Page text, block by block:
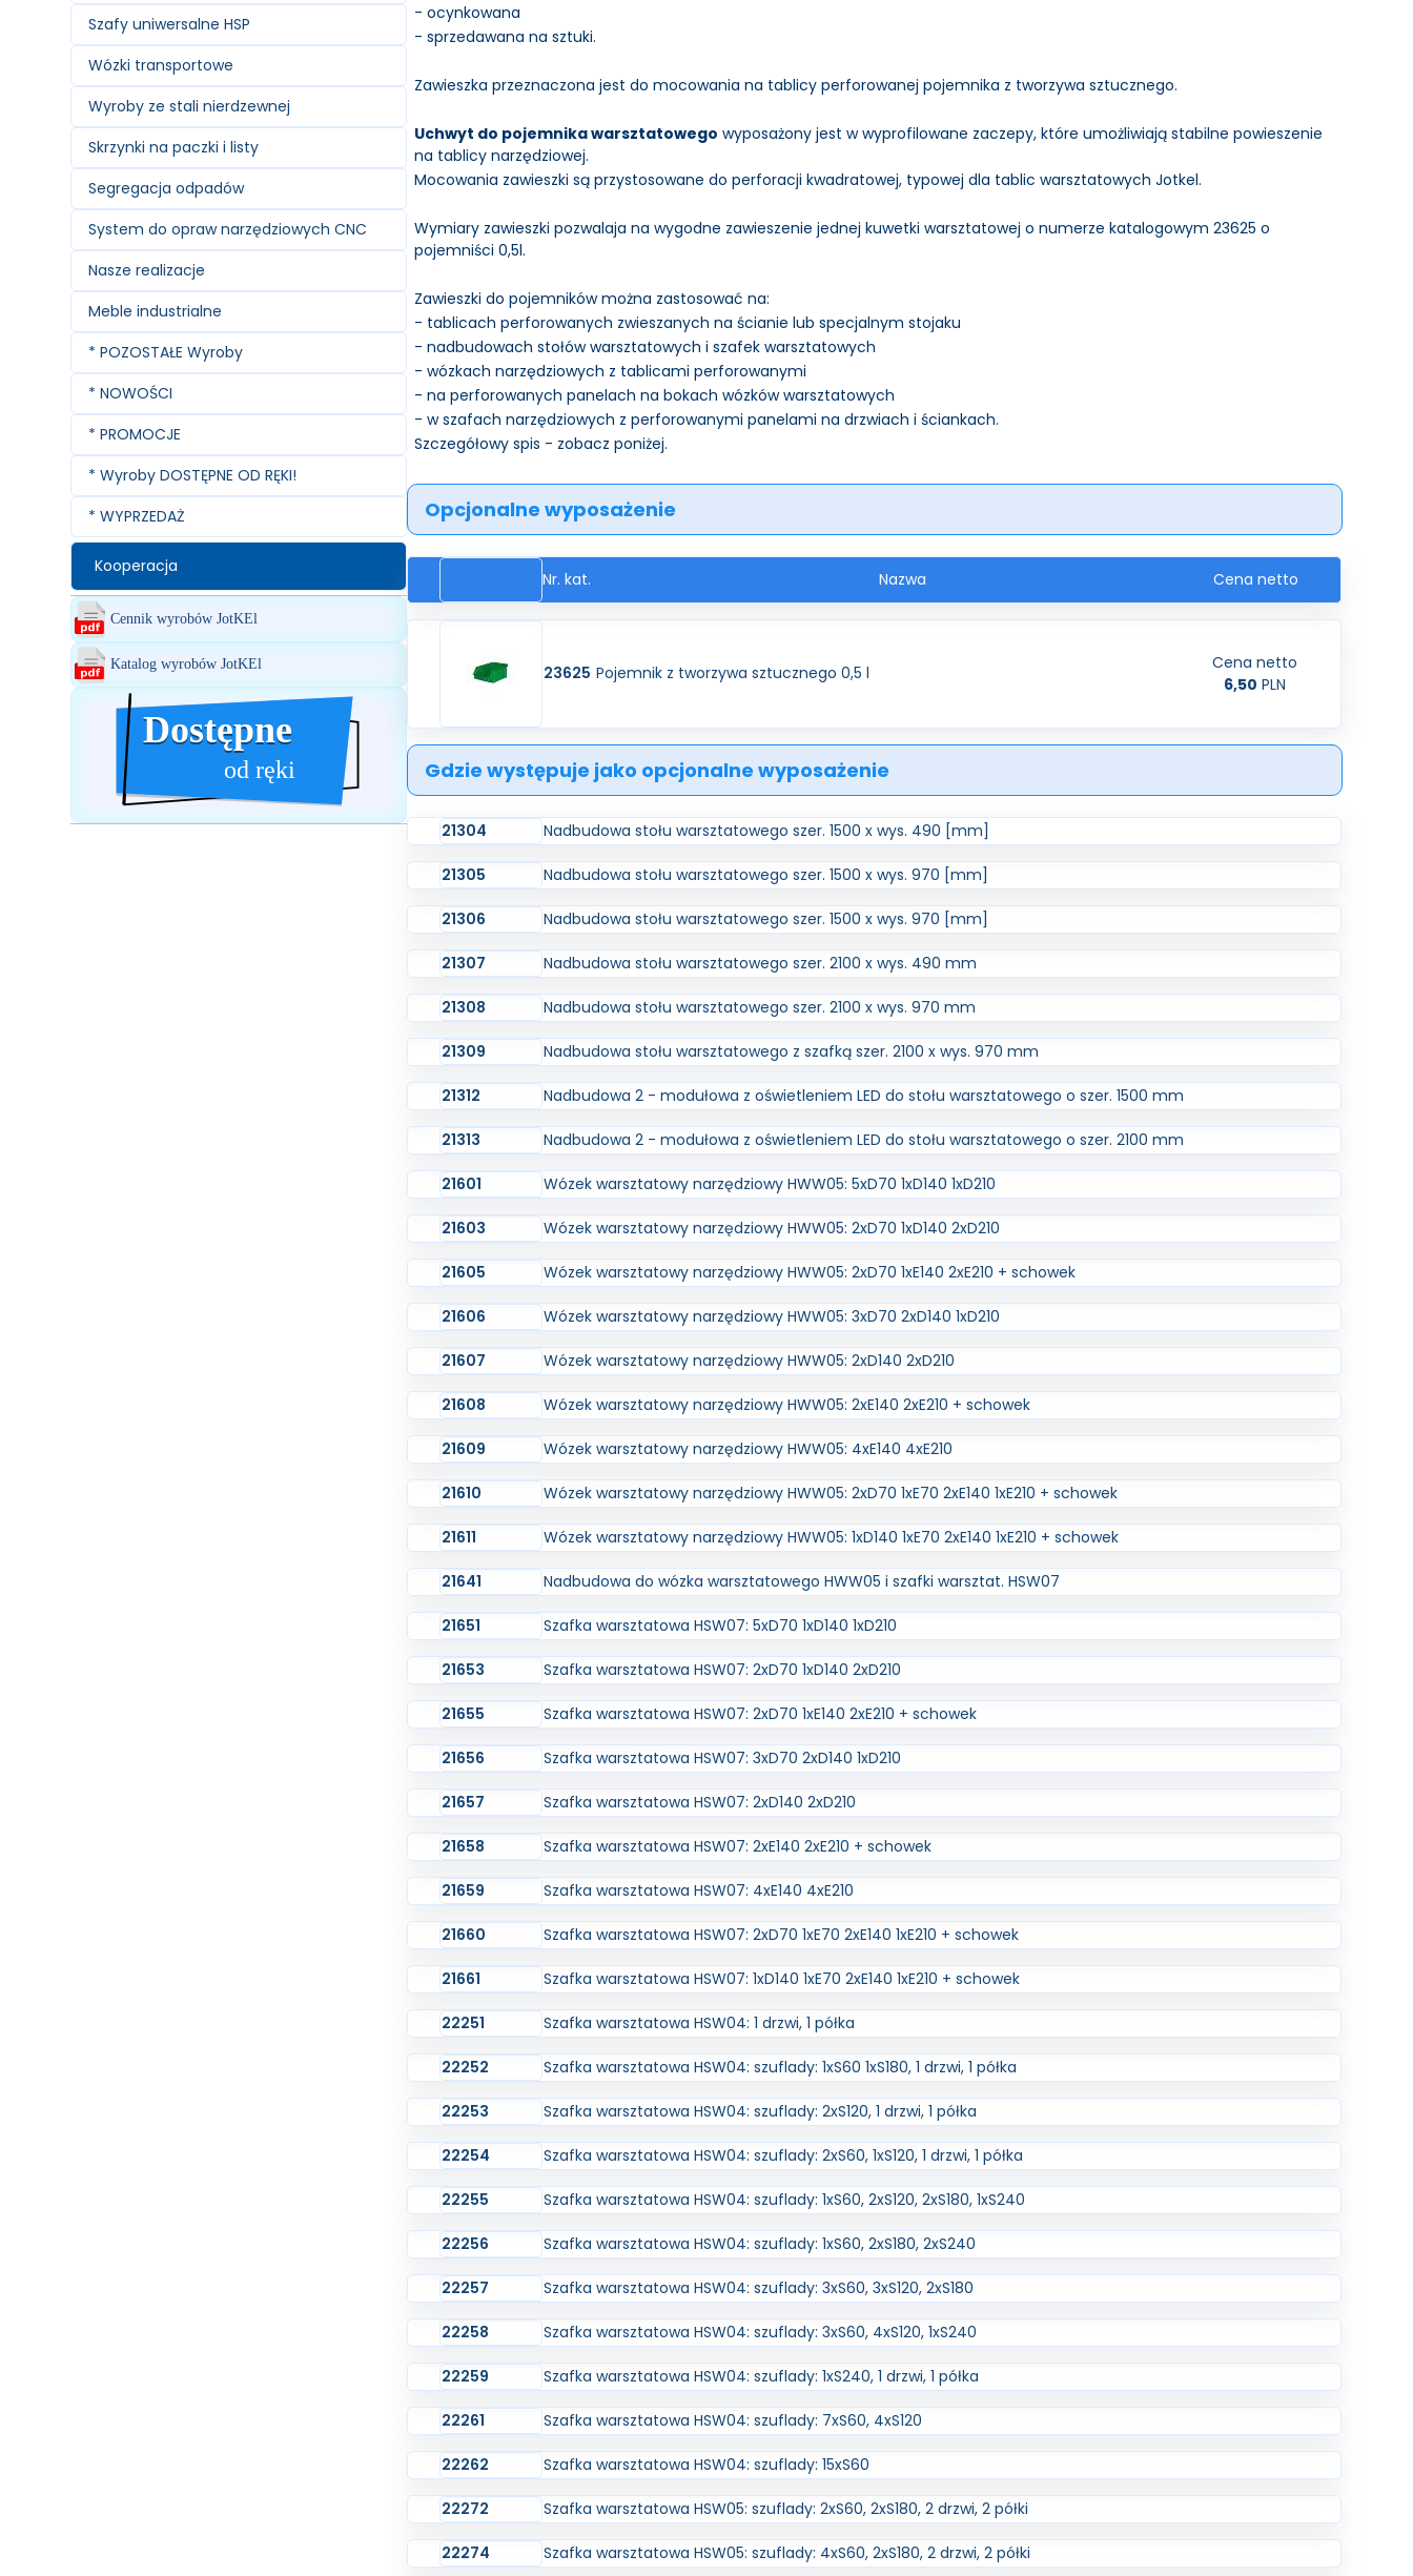
Szafy uniwersalne HSP
Wózki transportowe
Wyroby ze stali nierdzewnej
Skrzynki na paczki i listy
Segregacja odpadów
System do opraw narzędziowych CNC
Nasze realizacje
Meble industrialne
* POZOSTAŁE Wyroby
* NOWOŚCI
* PROMOCJE
* Wyroby DOSTĘPNE OD RĘKI!
* WYPRZEDAŻ
Kooperacja
Cennik wyrobów JotKEl
Katalog wyrobów JotKEl
Dostępne
Dostępne
od ręki
- ocynkowana
- sprzedawana na sztuki.
Zawieszka przeznaczona jest do mocowania na tablicy perforowanej pojemnika z tworzywa sztucznego.
Uchwyt do pojemnika warsztatowego wyposażony jest w wyprofilowane zaczepy, które umożliwiają stabilne powieszenie
na tablicy narzędziowej.
Mocowania zawieszki są przystosowane do perforacji kwadratowej, typowej dla tablic warsztatowych Jotkel.
Wymiary zawieszki pozwalaja na wygodne zawieszenie jednej kuwetki warsztatowej o numerze katalogowym 23625 o
pojemniści 0,5l.
Zawieszki do pojemników można zastosować na:
- tablicach perforowanych zwieszanych na ścianie lub specjalnym stojaku
- nadbudowach stołów warsztatowych i szafek warsztatowych
- wózkach narzędziowych z tablicami perforowanymi
- na perforowanych panelach na bokach wózków warsztatowych
- w szafach narzędziowych z perforowanymi panelami na drzwiach i ściankach.
Szczegółowy spis - zobacz poniżej.
Opcjonalne wyposażenie
Nr. kat. Nazwa Cena netto
23625 Pojemnik z tworzywa sztucznego 0,5 l
Cena netto
6,50 PLN
Gdzie występuje jako opcjonalne wyposażenie
21304 Nadbudowa stołu warsztatowego szer. 1500 x wys. 490 [mm]
21305 Nadbudowa stołu warsztatowego szer. 1500 x wys. 970 [mm]
21306 Nadbudowa stołu warsztatowego szer. 1500 x wys. 970 [mm]
21307 Nadbudowa stołu warsztatowego szer. 2100 x wys. 490 mm
21308 Nadbudowa stołu warsztatowego szer. 2100 x wys. 970 mm
21309 Nadbudowa stołu warsztatowego z szafką szer. 2100 x wys. 970 mm
21312 Nadbudowa 2 - modułowa z oświetleniem LED do stołu warsztatowego o szer. 1500 mm
21313 Nadbudowa 2 - modułowa z oświetleniem LED do stołu warsztatowego o szer. 2100 mm
21601 Wózek warsztatowy narzędziowy HWW05: 5xD70 1xD140 1xD210
21603 Wózek warsztatowy narzędziowy HWW05: 2xD70 1xD140 2xD210
21605 Wózek warsztatowy narzędziowy HWW05: 2xD70 1xE140 2xE210 + schowek
21606 Wózek warsztatowy narzędziowy HWW05: 3xD70 2xD140 1xD210
21607 Wózek warsztatowy narzędziowy HWW05: 2xD140 2xD210
21608 Wózek warsztatowy narzędziowy HWW05: 2xE140 2xE210 + schowek
21609 Wózek warsztatowy narzędziowy HWW05: 4xE140 4xE210
21610 Wózek warsztatowy narzędziowy HWW05: 2xD70 1xE70 2xE140 1xE210 + schowek
21611 Wózek warsztatowy narzędziowy HWW05: 1xD140 1xE70 2xE140 1xE210 + schowek
21641 Nadbudowa do wózka warsztatowego HWW05 i szafki warsztat. HSW07
21651 Szafka warsztatowa HSW07: 5xD70 1xD140 1xD210
21653 Szafka warsztatowa HSW07: 2xD70 1xD140 2xD210
21655 Szafka warsztatowa HSW07: 2xD70 1xE140 2xE210 + schowek
21656 Szafka warsztatowa HSW07: 3xD70 2xD140 1xD210
21657 Szafka warsztatowa HSW07: 2xD140 2xD210
21658 Szafka warsztatowa HSW07: 2xE140 2xE210 + schowek
21659 Szafka warsztatowa HSW07: 4xE140 4xE210
21660 Szafka warsztatowa HSW07: 2xD70 1xE70 2xE140 1xE210 + schowek
21661 Szafka warsztatowa HSW07: 1xD140 1xE70 2xE140 1xE210 + schowek
22251 Szafka warsztatowa HSW04: 1 drzwi, 1 półka
22252 Szafka warsztatowa HSW04: szuflady: 1xS60 1xS180, 1 drzwi, 1 półka
22253 Szafka warsztatowa HSW04: szuflady: 2xS120, 1 drzwi, 1 półka
22254 Szafka warsztatowa HSW04: szuflady: 2xS60, 1xS120, 1 drzwi, 1 półka
22255 Szafka warsztatowa HSW04: szuflady: 1xS60, 2xS120, 2xS180, 1xS240
22256 Szafka warsztatowa HSW04: szuflady: 1xS60, 2xS180, 2xS240
22257 Szafka warsztatowa HSW04: szuflady: 3xS60, 3xS120, 2xS180
22258 Szafka warsztatowa HSW04: szuflady: 3xS60, 4xS120, 1xS240
22259 Szafka warsztatowa HSW04: szuflady: 1xS240, 1 drzwi, 1 półka
22261 Szafka warsztatowa HSW04: szuflady: 7xS60, 4xS120
22262 Szafka warsztatowa HSW04: szuflady: 15xS60
22272 Szafka warsztatowa HSW05: szuflady: 2xS60, 2xS180, 2 drzwi, 2 półki
22274 Szafka warsztatowa HSW05: szuflady: 4xS60, 2xS180, 2 drzwi, 2 półki